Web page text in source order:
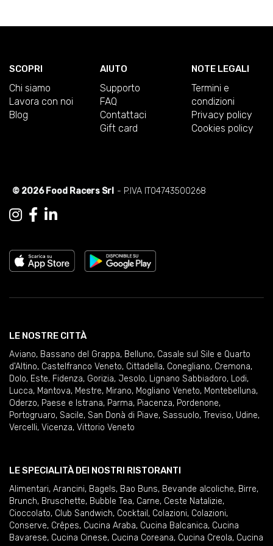
SCOPRI
Chi siamo
Lavora con noi
Blog
AIUTO
Supporto
FAQ
Contattaci
Gift card
NOTE LEGALI
Termini e
condizioni
Privacy policy
Cookies policy
© 2026 Food Racers Srl - P.IVA IT04743500268
LE NOSTRE CITTÀ
Aviano, Bassano del Grappa, Belluno, Casale sul Sile e Quarto
d'Altino, Castelfranco Veneto, Cittadella, Conegliano, Cremona,
Dolo, Este, Fidenza, Gorizia, Jesolo, Lignano Sabbiadoro, Lodi,
Lucca, Mantova, Mestre, Mirano, Mogliano Veneto, Montebelluna,
Oderzo, Paese e Istrana, Parma, Piacenza, Pordenone,
Portogruaro, Sacile, San Donà di Piave, Sassuolo, Treviso, Udine,
Vercelli, Vicenza, Vittorio Veneto
LE SPECIALITÀ DEI NOSTRI RISTORANTI
Alimentari, Arancini, Bagels, Bao Buns, Bevande alcoliche, Birre,
Brunch, Bruschette, Bubble Tea, Carne, Ceste Natalizie,
Cioccolato, Club Sandwich, Cocktail , Colazioni, Colazioni,
Conserve, Crêpes, Cucina Araba, Cucina Balcanica, Cucina
Bavarese, Cucina Cinese, Cucina Coreana, Cucina Creola, Cucina